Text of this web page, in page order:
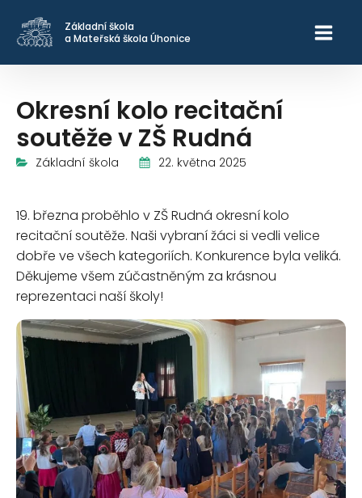
Základní škola
a Mateřská škola Úhonice
Okresní kolo recitační
soutěže v ZŠ Rudná
Základní škola 22. května 2025
19. března proběhlo v ZŠ Rudná okresní kolo
recitační soutěže. Naši vybraní žáci si vedli velice
dobře ve všech kategoriích. Konkurence byla veliká.
Děkujeme všem zúčastněným za krásnou
reprezentaci naší školy!